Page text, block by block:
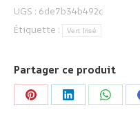
parfumeur
-
UGS : 6de7b34b492c
Étiquette :
Vert Irisé
Partager ce produit
PartagerPartager